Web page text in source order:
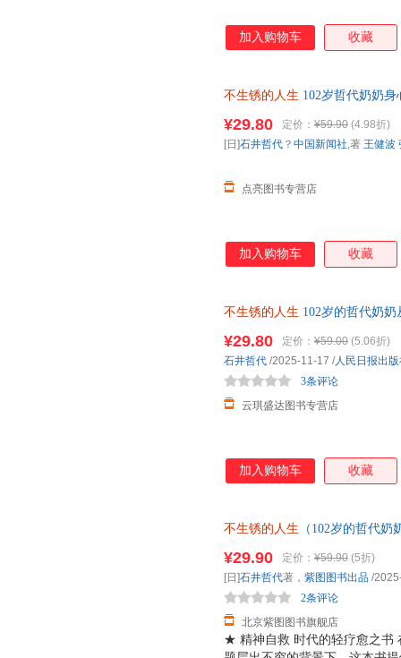
加入购物车 收藏
不生锈的人生 102岁哲代奶奶
¥29.80 定价： ¥59.90 (4.98折)
点亮图书专营店
[日]石井哲代 ？ 中国新闻社,著 王健波
加入购物车 收藏
不生锈的人生 102岁的哲代奶
¥29.80 定价： ¥59.00 (5.06折)
云琪盛达图书专营店
3条评论
石井哲代 /2025-11-17 /人民日报出
加入购物车 收藏
不生锈的人生 （102岁的哲代
★ 精神自救 时代的轻疗愈之书
¥29.90 定价： ¥59.90 (5折)
北京紫图图书旗舰店
2条评论
[日]石井哲代著， 紫图图书出品 /